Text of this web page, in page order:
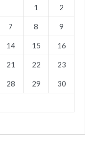
1
2
7 8 9
14 15 16
21 22 23
28 29 30